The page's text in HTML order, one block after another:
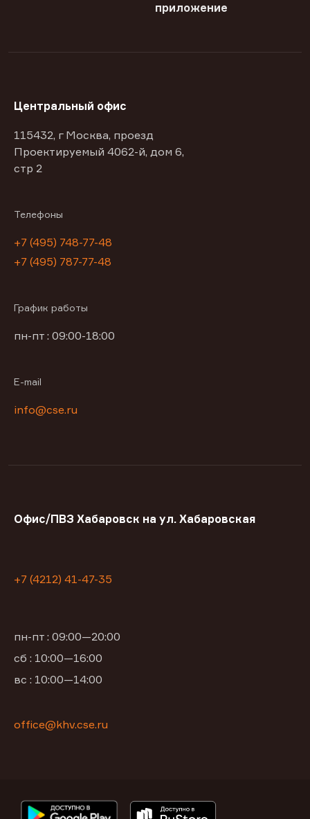
приложение
Центральный офис
115432, г Москва, проезд
Проектируемый 4062-й, дом 6,
стр 2
Телефоны
+7 (495) 748-77-48
+7 (495) 787-77-48
График работы
пн-пт : 09:00-18:00
E-mail
info@cse.ru
Офис/ПВЗ Хабаровск на ул. Хабаровская
+7 (4212) 41-47-35
пн-пт : 09:00—20:00
сб : 10:00—16:00
вс : 10:00—14:00
office@khv.cse.ru